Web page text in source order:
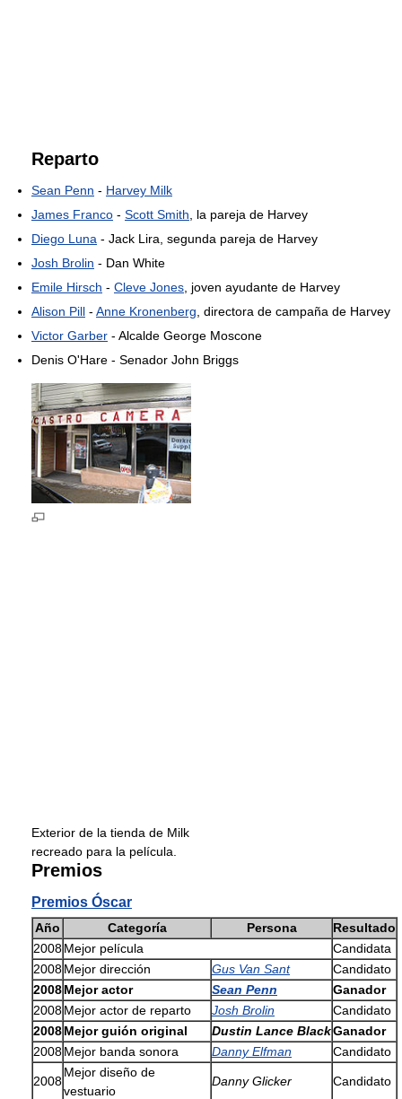
Reparto
Sean Penn - Harvey Milk
James Franco - Scott Smith , la pareja de Harvey
Diego Luna - Jack Lira, segunda pareja de Harvey
Josh Brolin - Dan White
Emile Hirsch - Cleve Jones , joven ayudante de Harvey
Alison Pill - Anne Kronenberg , directora de campaña de Harvey
Victor Garber - Alcalde George Moscone
Denis O'Hare - Senador John Briggs
Exterior de la tienda de Milk
recreado para la película.
Premios
Premios Óscar
Año Categoría Persona
Resultado
2008Mejor película
Candidata
2008Mejor dirección Gus Van Sant
Candidato
2008Mejor actor Sean Penn
Ganador
2008Mejor actor de reparto Josh Brolin
Candidato
2008Mejor guión original Dustin Lance BlackGanador
2008Mejor banda sonora Danny Elfman Candidato
2008
Mejor diseño de
vestuario
Danny Glicker Candidato